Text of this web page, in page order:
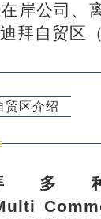
岸公司、
拜自贸区
贸区介绍
多